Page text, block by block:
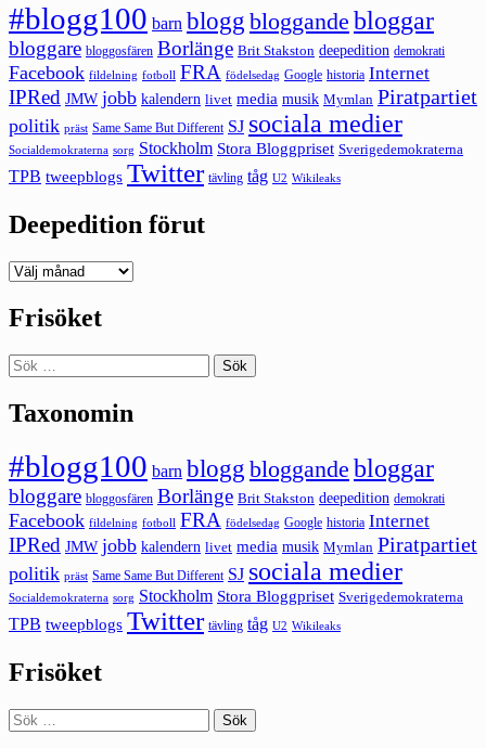
#blogg100 barn blogg bloggande bloggar
bloggare bloggosfären Borlänge Brit Stakston deepedition demokrati
Facebook fildelning fotboll FRA födelsedag Google historia Internet
IPRed JMW jobb kalendern livet media musik Mymlan Piratpartiet
politik präst Same Same But Different SJ sociala medier
Socialdemokraterna sorg Stockholm Stora Bloggpriset Sverigedemokraterna
TPB tweepblogs Twitter tävling tåg U2 Wikileaks
Deepedition förut
Deepedition
Frisöket
Sök
efter:
Taxonomin
#blogg100 barn blogg bloggande bloggar
bloggare bloggosfären Borlänge Brit Stakston deepedition demokrati
Facebook fildelning fotboll FRA födelsedag Google historia Internet
IPRed JMW jobb kalendern livet media musik Mymlan Piratpartiet
politik präst Same Same But Different SJ sociala medier
Socialdemokraterna sorg Stockholm Stora Bloggpriset Sverigedemokraterna
TPB tweepblogs Twitter tävling tåg U2 Wikileaks
Frisöket
Sök
efter: